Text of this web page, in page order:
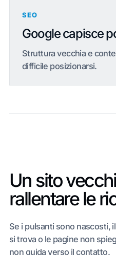
SEO
Google capisce
Struttura vecchia e
difficile posizionarsi.
Un sito
rallentare le
Se i pulsanti sono nascosti,
si trova o le pagine non
non guida verso il contatto.